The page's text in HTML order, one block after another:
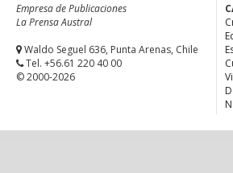
Empresa de Publicaciones
La Prensa Austral
Waldo Seguel 636, Punta Arenas, Chile
Tel. +56.61 220 40 00
© 2000-2026